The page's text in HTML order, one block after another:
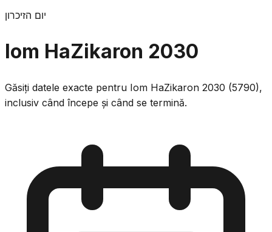
יום הזיכרון
Iom HaZikaron 2030
Găsiți datele exacte pentru Iom HaZikaron 2030 (5790),
inclusiv când începe și când se termină.